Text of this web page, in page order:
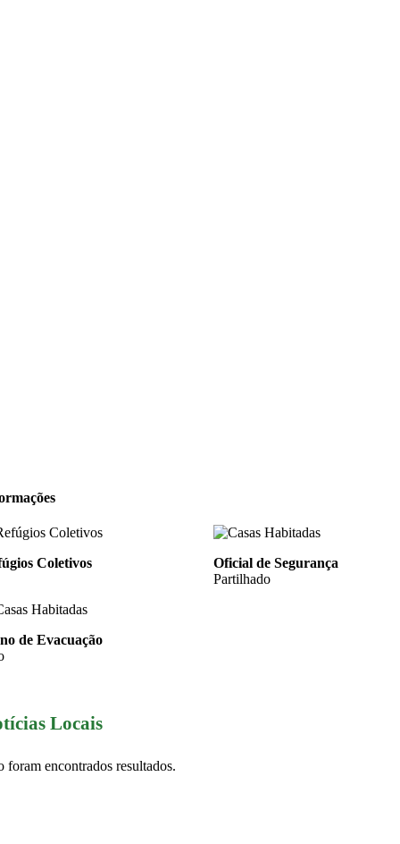
Coletivos
Oficial de Segurança
Partilhado
de Evacuação
Locais
foram encontrados resultados.